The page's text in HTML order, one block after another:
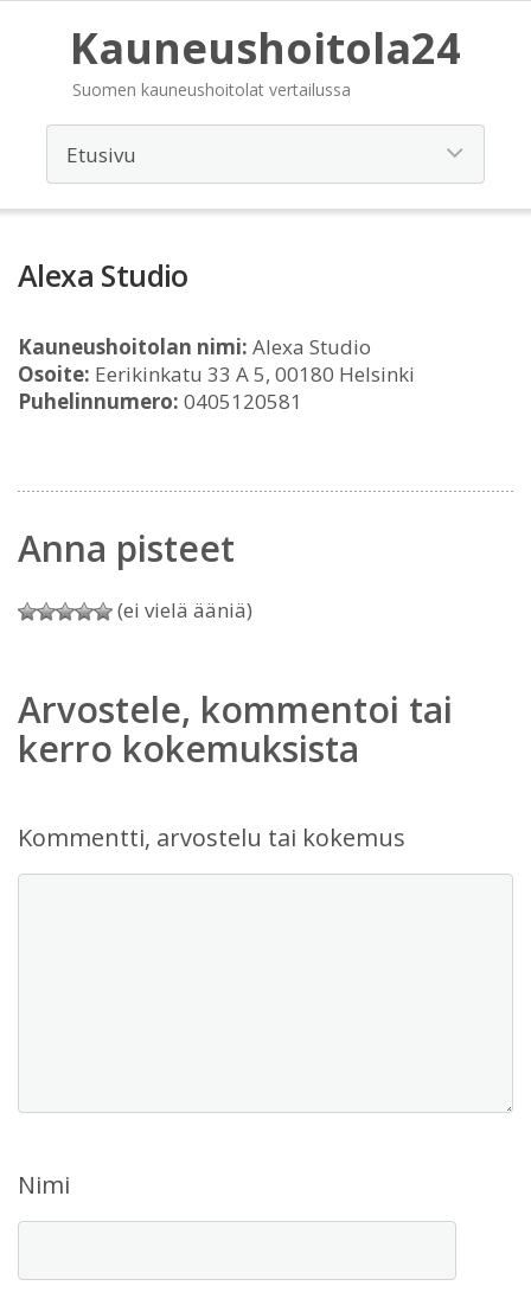
Kauneushoitola24
Suomen kauneushoitolat vertailussa
Alexa Studio
Kauneushoitolan nimi: Alexa Studio
Osoite: Eerikinkatu 33 A 5, 00180 Helsinki
Puhelinnumero: 0405120581
Anna pisteet
(ei vielä ääniä)
Arvostele, kommentoi tai
kerro kokemuksista
Kommentti, arvostelu tai kokemus
Nimi